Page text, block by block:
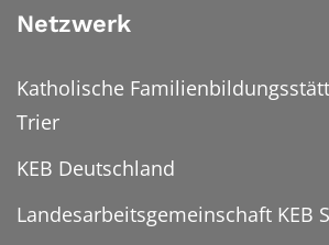
Netzwerk
Katholische
Trier
KEB Deutschland
Landesarbeitsgemeinschaft KEB